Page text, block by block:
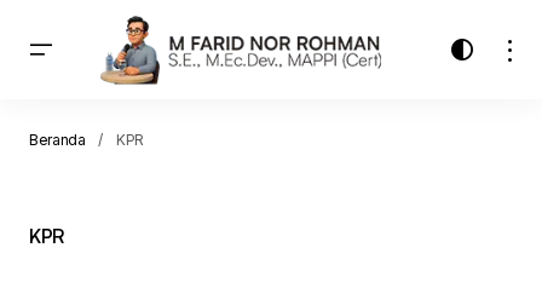
Beranda KPR
KPR